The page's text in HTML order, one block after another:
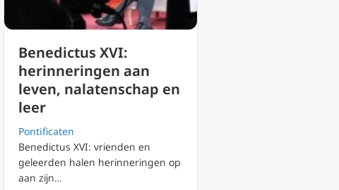
en openheid voor iedereen
Benedictus XVI:
herinneringen aan
leven, nalatenschap en
leer
Pontificaten
Benedictus XVI: vrienden en
geleerden halen herinneringen op
aan zijn…